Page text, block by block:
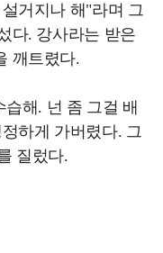
거지나 해"라며 그
다. 강사라는 받은
깨트렸다.
해. 넌 좀 그걸 배
하게 가버렸다. 그
질렀다.